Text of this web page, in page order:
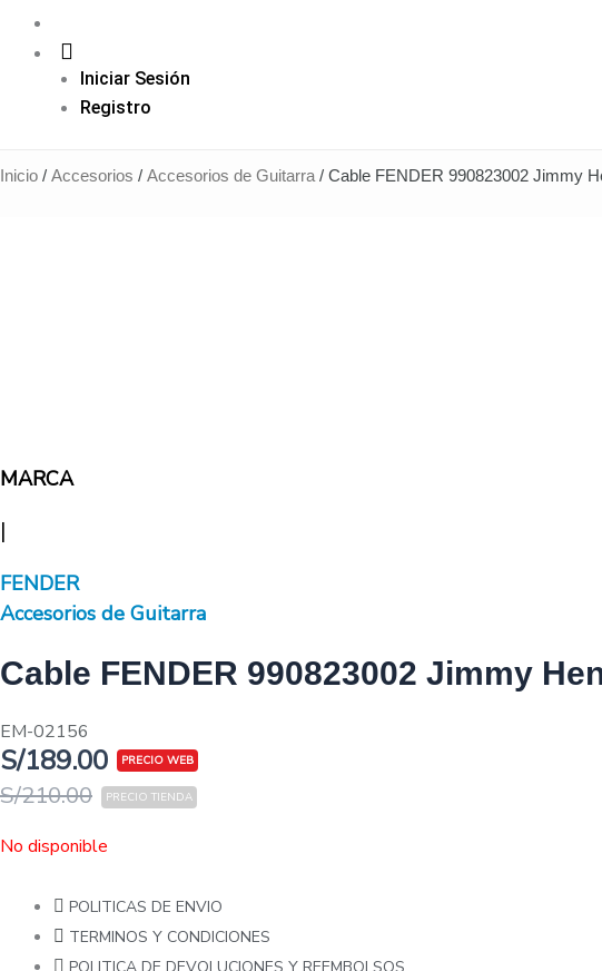
Iniciar Sesión
Registro
Inicio / Accesorios / Accesorios de Guitarra / Cable FENDER 990823002 Jimmy
MARCA
|
FENDER
Accesorios de Guitarra
Cable FENDER 990823002 Jimmy
EM-02156
S/210.00
S/189.00
No disponible
POLITICAS DE ENVIO
TERMINOS Y CONDICIONES
POLITICA DE DEVOLUCIONES Y REEMBOLSOS